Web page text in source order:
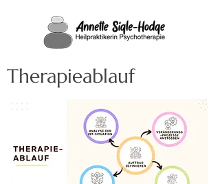
Therapieablauf